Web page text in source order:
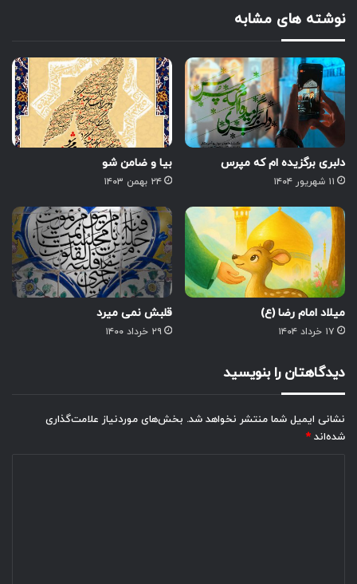
نوشته های مشابه
دلبری برگزیده ام که مپرس
۱۱ شهریور ۱۴۰۴
بیا و ضامن شو
۲۴ بهمن ۱۴۰۳
میلاد امام رضا (ع)
۱۷ خرداد ۱۴۰۴
قلبش نمی میرد
۲۹ خرداد ۱۴۰۰
دیدگاهتان را بنویسید
نشانی ایمیل شما منتشر نخواهد شد. بخش‌های موردنیاز علامت‌گذاری
شده‌اند *